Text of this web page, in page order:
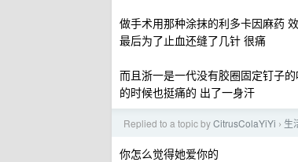
做手术用那种涂抹的利多卡因麻药
最后为了止血还缝了几针 很痛
而且浙一是一代没有胶圈固定钉子
的时候也挺痛的 出了一身汗
Replied to a topic byCitrusColaYiYi › 生
你怎么觉得她爱你的